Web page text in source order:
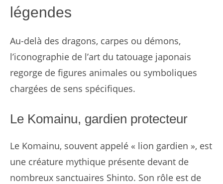
légendes
Au-delà des dragons, carpes ou démons,
l’iconographie de l’art du tatouage japonais
regorge de figures animales ou symboliques
chargées de sens spécifiques.
Le Komainu, gardien protecteur
Le Komainu, souvent appelé « lion gardien », est
une créature mythique présente devant de
nombreux sanctuaires Shinto. Son rôle est de